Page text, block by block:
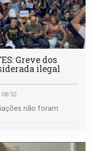
Greve dos
ilegal
não foram